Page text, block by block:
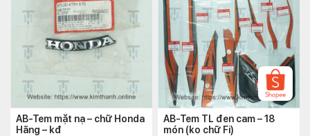
AB-Tem mặt nạ – chữ Honda
Hãng – kđ
AB-Tem TL đen cam – 18
món (ko chữ Fi)